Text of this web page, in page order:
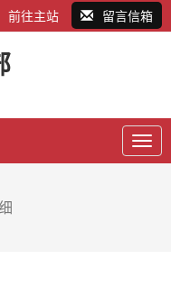
前往主站 留言信箱